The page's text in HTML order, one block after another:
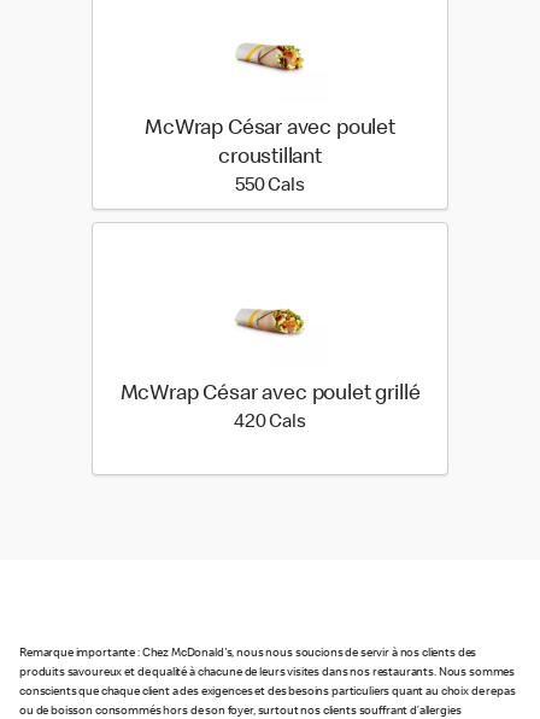
McWrap César avec poulet
croustillant
550 Cals550 calories
McWrap César avec poulet grillé
420 Cals420 calories
Remarque importante : Chez McDonald's, nous nous soucions de servir à nos clients des
produits savoureux et de qualité à chacune de leurs visites dans nos restaurants. Nous sommes
conscients que chaque client a des exigences et des besoins particuliers quant au choix de repas
ou de boisson consommés hors de son foyer, surtout nos clients souffrant d’allergies